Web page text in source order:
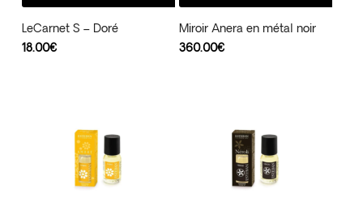
LeCarnet S – Doré
18.00€
Miroir Anera en métal noir
360.00€